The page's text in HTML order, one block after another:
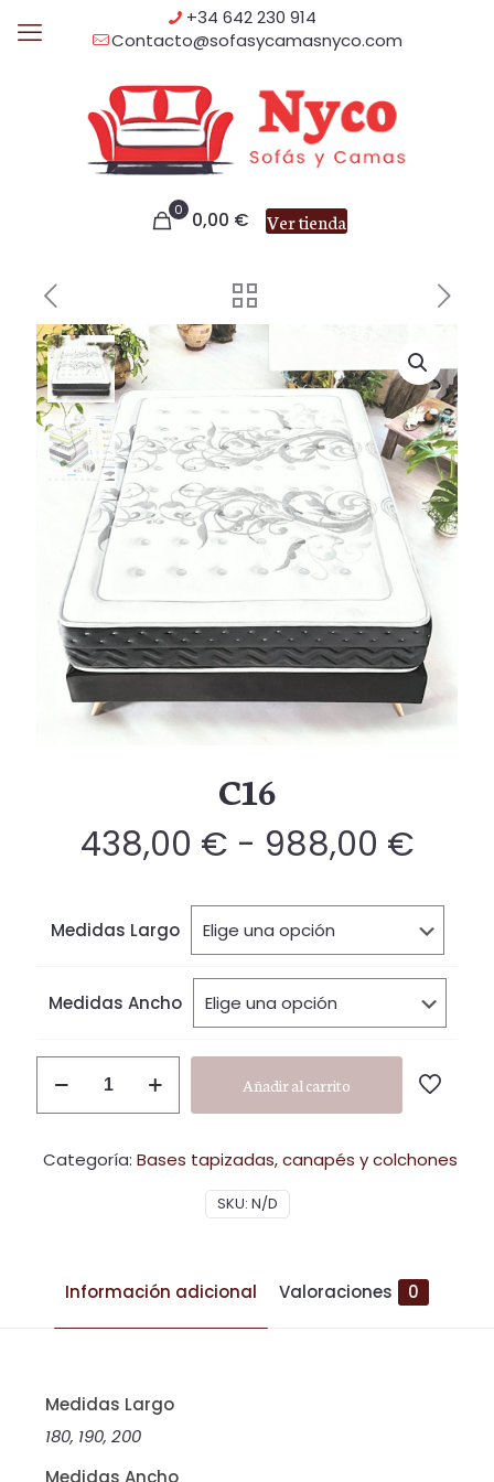
+34 642 230 914
Contacto@sofasycamasnyco.com
0 0,00 € Ver tienda
C16
438,00 € - 988,00 €
Medidas Largo
Medidas Ancho
cantidad
Añadir al carrito
SKU: N/D
Categoría: Bases tapizadas, canapés y colchones
Información adicional Valoraciones 0
Medidas Largo
180, 190, 200
Medidas Ancho